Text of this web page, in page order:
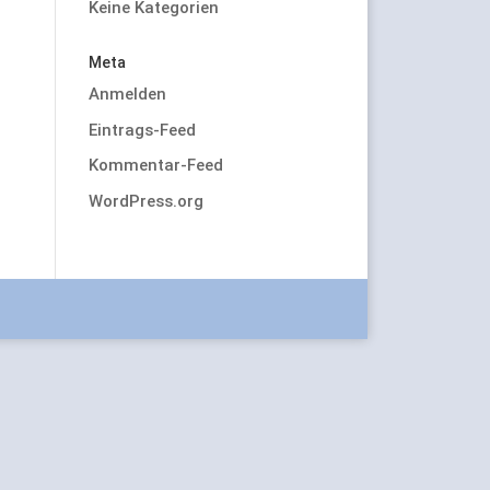
Keine Kategorien
Meta
Anmelden
Eintrags-Feed
Kommentar-Feed
WordPress.org